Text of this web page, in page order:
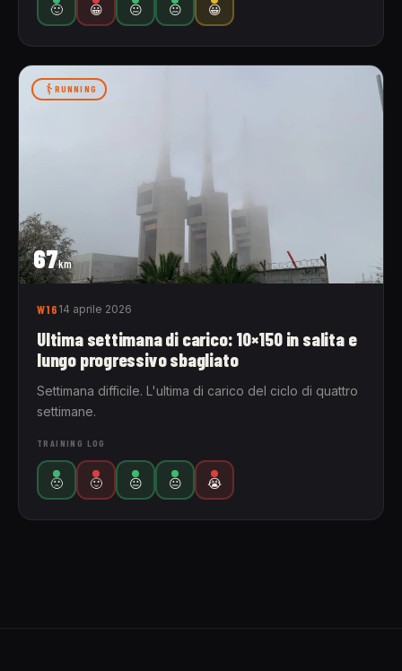
🙂 😀 😐 😐 😀
67km
RUNNING
W16 14 aprile 2026
Ultima settimana di carico: 10×150 in salita e
lungo progressivo sbagliato
Settimana difficile. L'ultima di carico del ciclo di quattro
settimane.
TRAINING LOG
🙁 🙂 😐 😐 😭